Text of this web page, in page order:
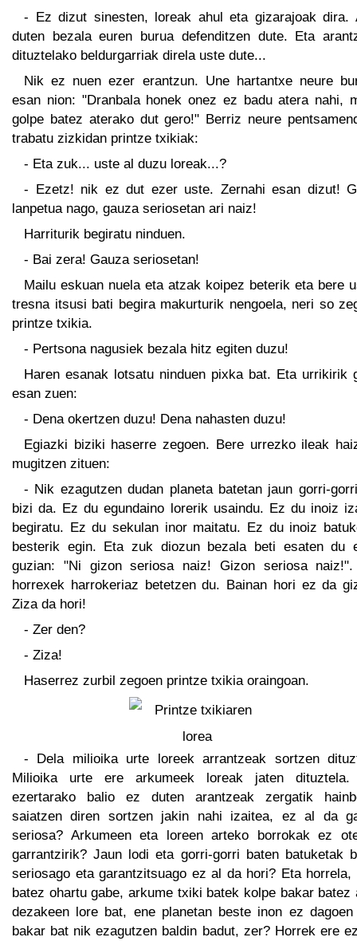
- Ez dizut sinesten, loreak ahul eta gizarajoak dira.
duten bezala euren burua defenditzen dute. Eta
dituztelako beldurgarriak direla uste dute...
Nik ez nuen ezer erantzun. Une hartantxe neure
esan nion: "Dranbala honek onez ez badu atera nahi,
golpe batez aterako dut gero!" Berriz neure
trabatu zizkidan printze txikiak:
- Eta zuk... uste al duzu loreak...?
- Ezetz! nik ez dut ezer uste. Zernahi esan dizut!
lanpetua nago, gauza seriosetan ari naiz!
Harriturik begiratu ninduen.
- Bai zera! Gauza seriosetan!
Mailu eskuan nuela eta atzak koipez beterik eta bere
tresna itsusi bati begira makurturik nengoela, neri so
printze txikia.
- Pertsona nagusiek bezala hitz egiten duzu!
Haren esanak lotsatu ninduen pixka bat. Eta urrikirik
esan zuen:
- Dena okertzen duzu! Dena nahasten duzu!
Egiazki biziki haserre zegoen. Bere urrezko ileak
mugitzen zituen:
- Nik ezagutzen dudan planeta batetan jaun gorri-
bizi da. Ez du egundaino lorerik usaindu. Ez du inoiz
begiratu. Ez du sekulan inor maitatu. Ez du inoiz
besterik egin. Eta zuk diozun bezala beti esaten du
guzian: "Ni gizon seriosa naiz! Gizon seriosa
horrexek harrokeriaz betetzen du. Bainan hori ez da
Ziza da hori!
- Zer den?
- Ziza!
Haserrez zurbil zegoen printze txikia oraingoan.
- Dela milioika urte loreek arrantzeak sortzen
Milioika urte ere arkumeek loreak jaten dituztela.
ezertarako balio ez duten arantzeak zergatik
saiatzen diren sortzen jakin nahi izaitea, ez al da
seriosa? Arkumeen eta loreen arteko borrokak ez
garrantzirik? Jaun lodi eta gorri-gorri baten batuketak
seriosago eta garantzitsuago ez al da hori? Eta horrela,
batez ohartu gabe, arkume txiki batek kolpe bakar batez
dezakeen lore bat, ene planetan beste inon ez
bakar bat nik ezagutzen baldin badut, zer? Horrek ere